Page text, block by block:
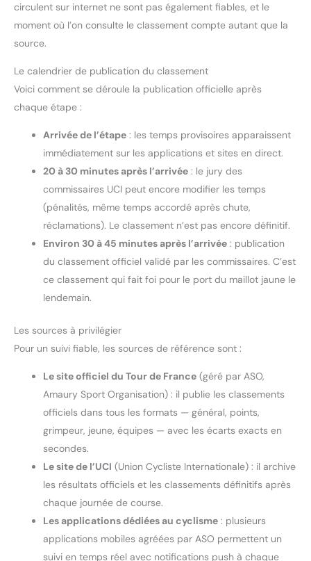
circulent sur internet ne sont pas également fiables, et le
moment où l’on consulte le classement compte autant que la
source.
Le calendrier de publication du classement
Voici comment se déroule la publication officielle après
chaque étape :
Arrivée de l’étape : les temps provisoires apparaissent
immédiatement sur les applications et sites en direct.
20 à 30 minutes après l’arrivée : le jury des
commissaires UCI peut encore modifier les temps
(pénalités, même temps accordé après chute,
réclamations). Le classement n’est pas encore définitif.
Environ 30 à 45 minutes après l’arrivée : publication
du classement officiel validé par les commissaires. C’est
ce classement qui fait foi pour le port du maillot jaune le
lendemain.
Les sources à privilégier
Pour un suivi fiable, les sources de référence sont :
Le site officiel du Tour de France (géré par ASO,
Amaury Sport Organisation) : il publie les classements
officiels dans tous les formats — général, points,
grimpeur, jeune, équipes — avec les écarts exacts en
secondes.
Le site de l’UCI (Union Cycliste Internationale) : il archive
les résultats officiels et les classements définitifs après
chaque journée de course.
Les applications dédiées au cyclisme : plusieurs
applications mobiles agréées par ASO permettent un
suivi en temps réel avec notifications push à chaque